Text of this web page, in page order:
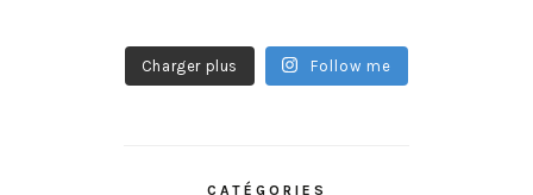
Charger plus Follow me
CATÉGORIES